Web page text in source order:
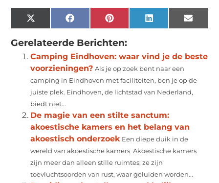
X
(Twitter)
Facebook Pinterest LinkedIn Email
Gerelateerde Berichten:
Camping Eindhoven: waar vind je de beste
voorzieningen? Als je op zoek bent naar een
camping in Eindhoven met faciliteiten, ben je op de
juiste plek. Eindhoven, de lichtstad van Nederland,
biedt niet...
De magie van een stilte sanctum:
akoestische kamers en het belang van
akoestisch onderzoek Een diepe duik in de
wereld van akoestische kamers Akoestische kamers
zijn meer dan alleen stille ruimtes; ze zijn
toevluchtsoorden van rust, waar geluiden worden...